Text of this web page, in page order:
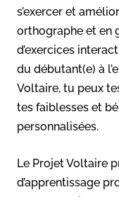
s’exercer et
orthographe et en
d’exercices
du débutant(e) à
Voltaire, tu peux
tes faiblesses et
personnalisées.
Le Projet Voltaire
d’apprentissage